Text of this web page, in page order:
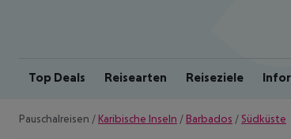
Top Deals Reisearten Reiseziele
Pauschalreisen / Karibische Inseln / Barbados / Südküste